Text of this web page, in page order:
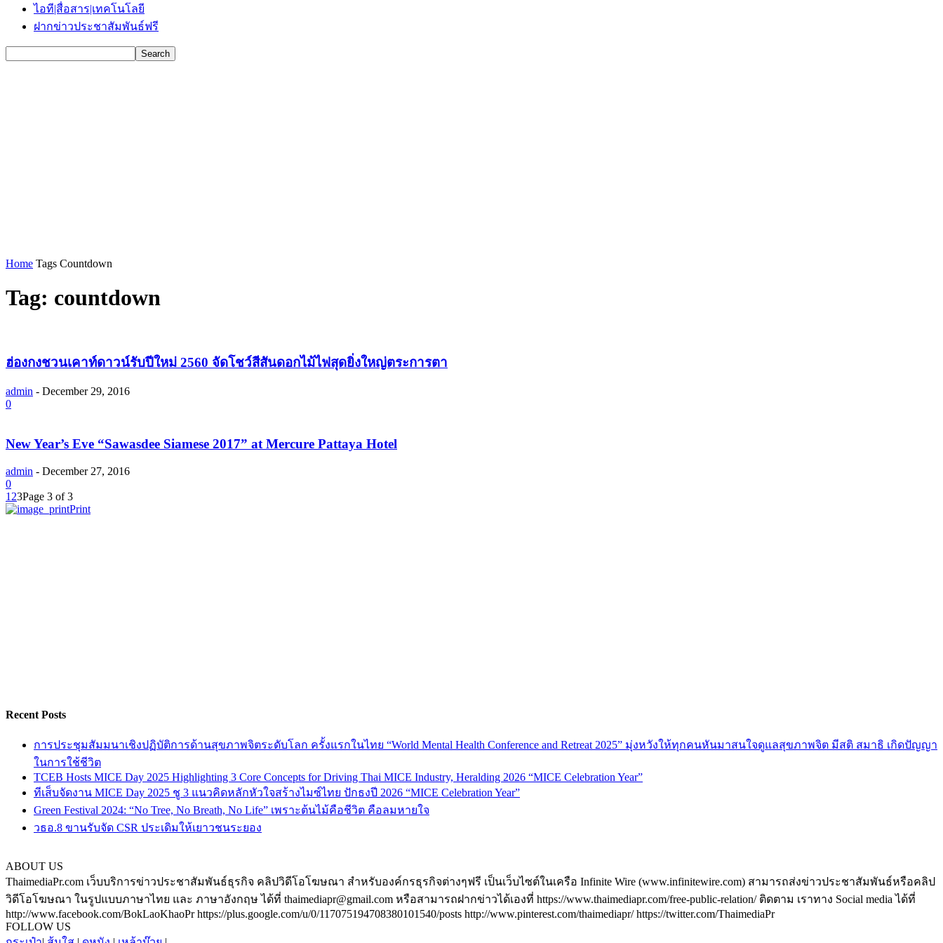
ไอที|สื่อสาร|เทคโนโลยี
ฝากข่าวประชาสัมพันธ์ฟรี
Home Tags Countdown
Tag: countdown
ฮ่องกงชวนเคาท์ดาวน์รับปีใหม่ 2560 จัดโชว์สีสันดอกไม้ไฟสุดยิ่งใหญ่ตระการตา
admin - December 29, 2016
0
New Year’s Eve “Sawasdee Siamese 2017” at Mercure Pattaya Hotel
admin - December 27, 2016
0
1 23Page 3 of 3
Print
Recent Posts
การประชุมสัมมนาเชิงปฏิบัติการด้านสุขภาพจิตระดับโลก ครั้งแรกในไทย “World Mental Health Conference and Retreat 2025” มุ่งหวังให้ทุกคนหันมาสนใจดูแลสุขภาพจิต มีสติ สมาธิ เกิดปัญญา
ในการใช้ชีวิต
TCEB Hosts MICE Day 2025 Highlighting 3 Core Concepts for Driving Thai MICE Industry, Heralding 2026 “MICE Celebration Year”
ทีเส็บจัดงาน MICE Day 2025 ชู 3 แนวคิดหลักหัวใจสร้างไมซ์ไทย ปักธงปี 2026 “MICE Celebration Year”
Green Festival 2024: “No Tree, No Breath, No Life” เพราะต้นไม้คือชีวิต คือลมหายใจ
วธอ.8 ขานรับจัด CSR ประเดิมให้เยาวชนระยอง
ABOUT US
ThaimediaPr.com เว็บบริการข่าวประชาสัมพันธ์ธุรกิจ คลิปวิดีโอโฆษณา สำหรับองค์กรธุรกิจต่างๆฟรี เป็นเว็บไซต์ในเครือ Infinite Wire (www.infinitewire.com) สามารถส่งข่าวประชาสัมพันธ์หรือคลิป
วิดีโอโฆษณา ในรูปแบบภาษาไทย และ ภาษาอังกฤษ ได้ที่ thaimediapr@gmail.com หรือสามารถฝากข่าวได้เองที่ https://www.thaimediapr.com/free-public-relation/ ติดตาม เราทาง Social media ได้ที่
http://www.facebook.com/BokLaoKhaoPr https://plus.google.com/u/0/117075194708380101540/posts http://www.pinterest.com/thaimediapr/ https://twitter.com/ThaimediaPr
FOLLOW US